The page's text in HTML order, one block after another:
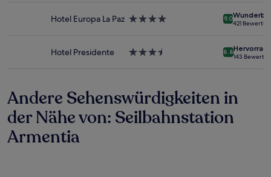
Bedingungen
Hotel Europa La Paz 4.0-
9.0
421
Hotel Presidente
3.5-
8.8
143
Andere Sehenswürdigkeiten in
der Nähe von: Seilbahnstation
Armentia